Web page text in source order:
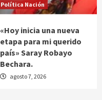
Política Nación
«Hoy inicia una nueva
etapa para mi querido
país» Saray Robayo
Bechara.
agosto 7, 2026